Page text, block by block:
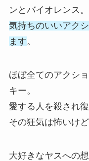
ンとバイオレンス。
気持ちのいいアク
ます。
ほぼ全てのアクシ
キー。
愛する人を殺され
その狂気は怖いけ
大好きなヤスへの